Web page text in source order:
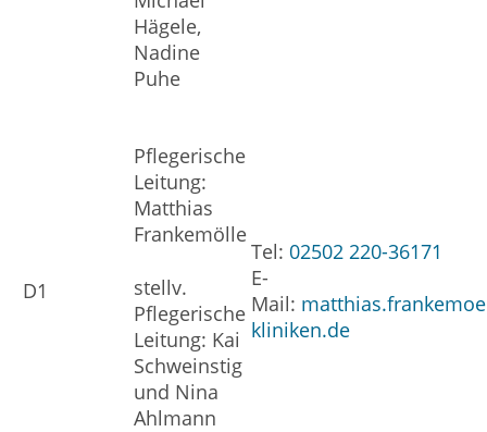
Hägele,
Nadine
Puhe
D1
Pflegerische
Leitung:
Matthias
Frankemölle
stellv.
Pflegerische
Leitung: Kai
Schweinstig
und Nina
Ahlmann
Tel: 02502 220-36171
E-
Mail:
kliniken.de